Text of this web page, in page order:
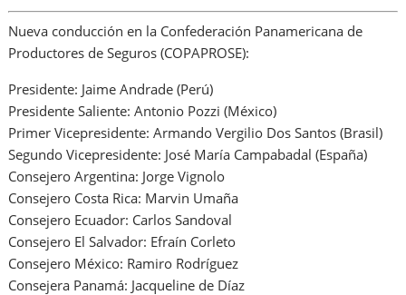
Nueva conducción en la Confederación Panamericana de
Productores de Seguros (COPAPROSE):
Presidente: Jaime Andrade (Perú)
Presidente Saliente: Antonio Pozzi (México)
Primer Vicepresidente: Armando Vergilio Dos Santos (Brasil)
Segundo Vicepresidente: José María Campabadal (España)
Consejero Argentina: Jorge Vignolo
Consejero Costa Rica: Marvin Umaña
Consejero Ecuador: Carlos Sandoval
Consejero El Salvador: Efraín Corleto
Consejero México: Ramiro Rodríguez
Consejera Panamá: Jacqueline de Díaz